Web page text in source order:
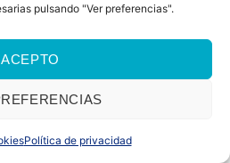
pulsando "Ver preferencias".
ACEPTO
Política de privacidad
los derechos reservados